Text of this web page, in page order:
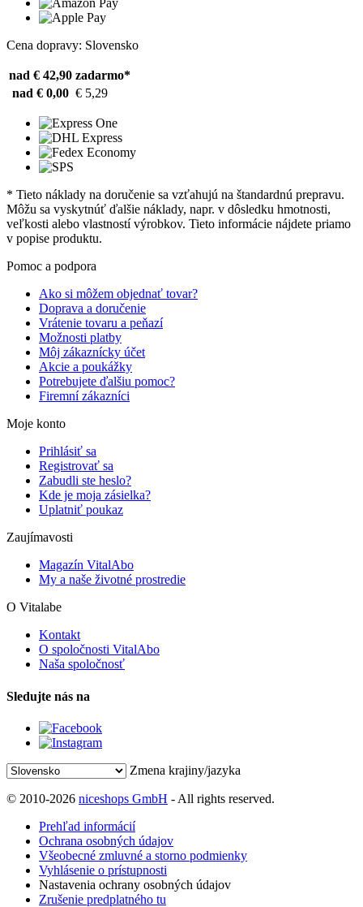
Cena dopravy: Slovensko
nad € 42,90 zadarmo*
nad € 0,00 € 5,29
* Tieto náklady na doručenie sa vzťahujú na štandardnú prepravu.
Môžu sa vyskytnúť ďalšie náklady, napr. v dôsledku hmotnosti,
veľkosti alebo vlastností výrobkov. Tieto informácie nájdete priamo
v popise produktu.
Pomoc a podpora
Ako si môžem objednať tovar?
Doprava a doručenie
Vrátenie tovaru a peňazí
Možnosti platby
Môj zákaznícky účet
Akcie a poukážky
Potrebujete ďalšiu pomoc?
Firemní zákazníci
Moje konto
Prihlásiť sa
Registrovať sa
Zabudli ste heslo?
Kde je moja zásielka?
Uplatniť poukaz
Zaujímavosti
Magazín VitalAbo
My a naše životné prostredie
O Vitalabe
Kontakt
O spoločnosti VitalAbo
Naša spoločnosť
Sledujte nás na
Zmena krajiny/jazyka
© 2010-2026 niceshops GmbH - All rights reserved.
Prehľad informácií
Ochrana osobných údajov
Všeobecné zmluvné a storno podmienky
Vyhlásenie o prístupnosti
Nastavenia ochrany osobných údajov
Zrušenie predplatného tu